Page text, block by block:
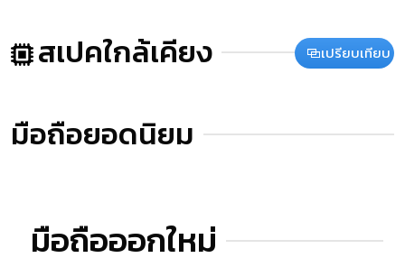
สเปคใกล้เคียง เปรียบเทียบ
มือถือยอดนิยม
มือถือออกใหม่